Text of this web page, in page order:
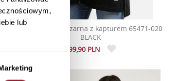
lub
Bluza damska czarna z kapturem 65471-020
BLACK
199,90 PLN